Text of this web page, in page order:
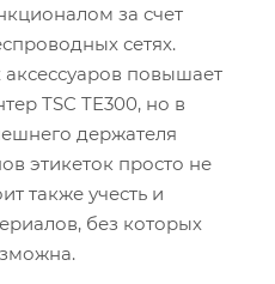
за счет
сетях.
повышает
TSC TE300, но в
держателя
этикеток просто не
также учесть и
без которых